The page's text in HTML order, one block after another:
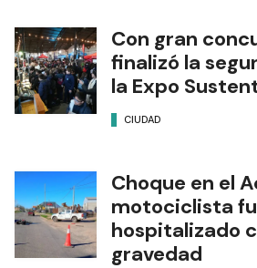
Con gran
finalizó la
la Expo
CIUDAD
Choque en el
motociclista
hospitalizado
gravedad